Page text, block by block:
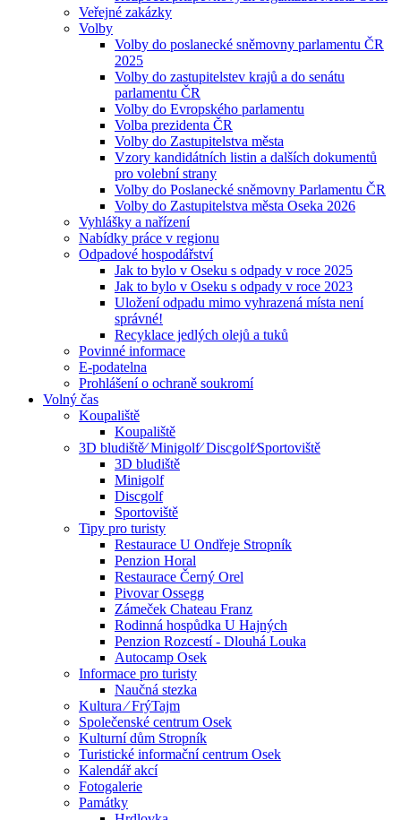
Veřejné zakázky
Volby
Volby do poslanecké sněmovny parlamentu ČR
2025
Volby do zastupitelstev krajů a do senátu
parlamentu ČR
Volby do Evropského parlamentu
Volba prezidenta ČR
Volby do Zastupitelstva města
Vzory kandidátních listin a dalších dokumentů
pro volební strany
Volby do Poslanecké sněmovny Parlamentu ČR
Volby do Zastupitelstva města Oseka 2026
Vyhlášky a nařízení
Nabídky práce v regionu
Odpadové hospodářství
Jak to bylo v Oseku s odpady v roce 2025
Jak to bylo v Oseku s odpady v roce 2023
Uložení odpadu mimo vyhrazená místa není
správné!
Recyklace jedlých olejů a tuků
Povinné informace
E-podatelna
Prohlášení o ochraně soukromí
Volný čas
Koupaliště
Koupaliště
3D bludiště⁄ Minigolf⁄ Discgolf⁄Sportoviště
3D bludiště
Minigolf
Discgolf
Sportoviště
Tipy pro turisty
Restaurace U Ondřeje Stropník
Penzion Horal
Restaurace Černý Orel
Pivovar Ossegg
Zámeček Chateau Franz
Rodinná hospůdka U Hajných
Penzion Rozcestí - Dlouhá Louka
Autocamp Osek
Informace pro turisty
Naučná stezka
Kultura ⁄ FrýTajm
Společenské centrum Osek
Kulturní dům Stropník
Turistické informační centrum Osek
Kalendář akcí
Fotogalerie
Památky